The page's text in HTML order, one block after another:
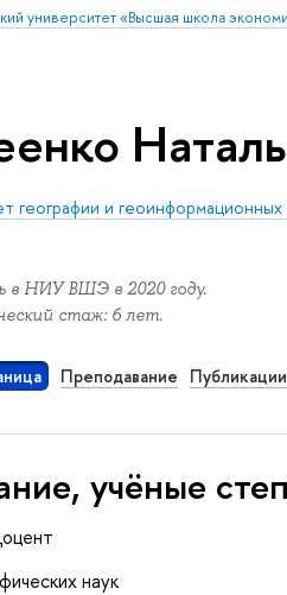
университет «Высшая школа
географии и геоинформационных
в НИУ ВШЭ в 2020 году.
стаж: 6 лет.
Преподавание
учёные
наук